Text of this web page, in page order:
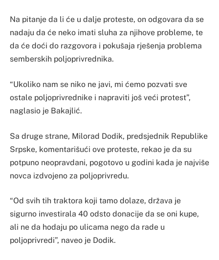
Na pitanje da li će u dalje proteste, on odgovara da se
nadaju da će neko imati sluha za njihove probleme, te
da će doći do razgovora i pokušaja rješenja problema
semberskih poljoprivrednika.
“Ukoliko nam se niko ne javi, mi ćemo pozvati sve
ostale poljoprivrednike i napraviti još veći protest”,
naglasio je Bakajlić.
Sa druge strane, Milorad Dodik, predsjednik Republike
Srpske, komentarišući ove proteste, rekao je da su
potpuno neopravdani, pogotovo u godini kada je najviše
novca izdvojeno za poljoprivredu.
“Od svih tih traktora koji tamo dolaze, država je
sigurno investirala 40 odsto donacije da se oni kupe,
ali ne da hodaju po ulicama nego da rade u
poljoprivredi”, naveo je Dodik.